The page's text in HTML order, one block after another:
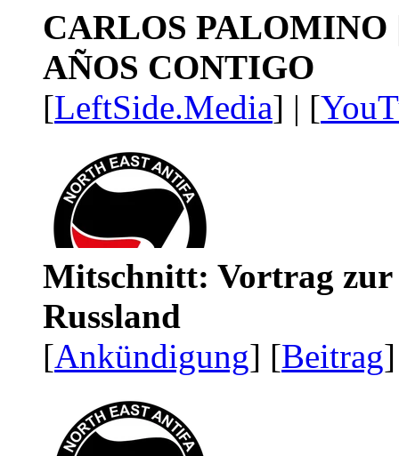
CARLOS PALOMINO
AÑOS CONTIGO
[LeftSide.Media] | [
Mitschnitt: Vortrag zur
Russland
[Ankündigung] [Beitrag